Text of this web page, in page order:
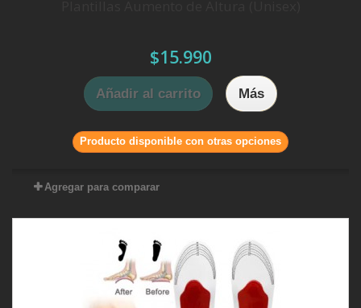
$15.990
Añadir al carrito Más
Producto disponible con otras opciones
Agregar para comparar